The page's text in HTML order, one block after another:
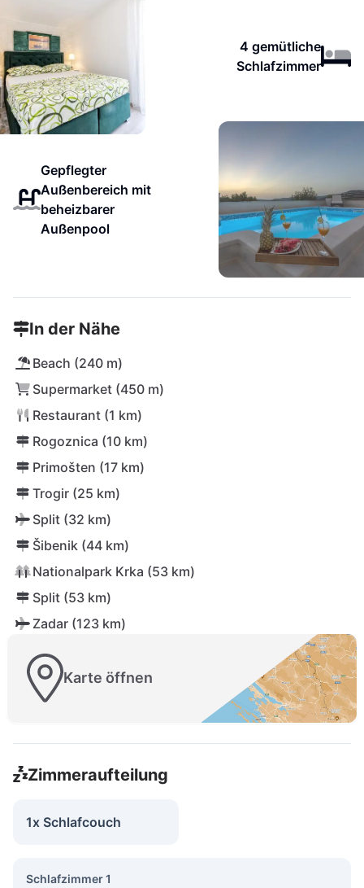
4 gemütliche
Schlafzimmer
Gepflegter
Außenbereich mit
beheizbarer
Außenpool
In der Nähe
Beach (240 m)
Supermarket (450 m)
Restaurant (1 km)
Rogoznica (10 km)
Primošten (17 km)
Trogir (25 km)
Split (32 km)
Šibenik (44 km)
Nationalpark Krka (53 km)
Split (53 km)
Zadar (123 km)
Karte öffnen
Zimmeraufteilung
1x Schlafcouch
Schlafzimmer 1